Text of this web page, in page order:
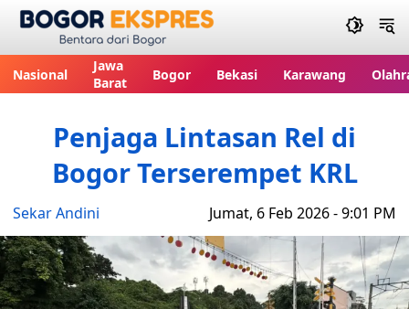
Nasional
Jawa
Barat
Bogor Bekasi Karawang
Penjaga Lintasan Rel di
Bogor Terserempet KRL
Sekar Andini Jumat, 6 Feb 2026 - 9:01 PM